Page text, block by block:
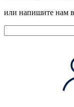
или напишите нам